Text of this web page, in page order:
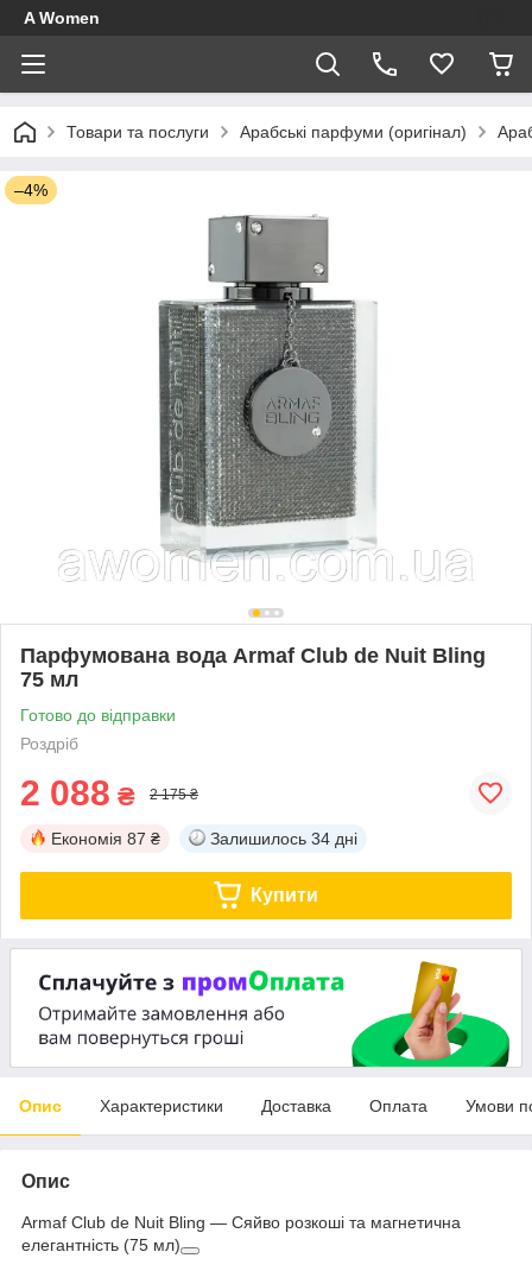
A Women
Товари та послуги Арабські парфуми (оригінал)
–4%
Парфумована вода Armaf Club de Nuit Bling
75 мл
Готово до відправки
Роздріб
2 088 ₴ 2 175 ₴
Економія 87 ₴ Залишилось 34 дні
Купити
Опис Характеристики Доставка Оплата Умови
Опис
Armaf Club de Nuit Bling — Сяйво розкоші та магнетична
елегантність (75 мл)